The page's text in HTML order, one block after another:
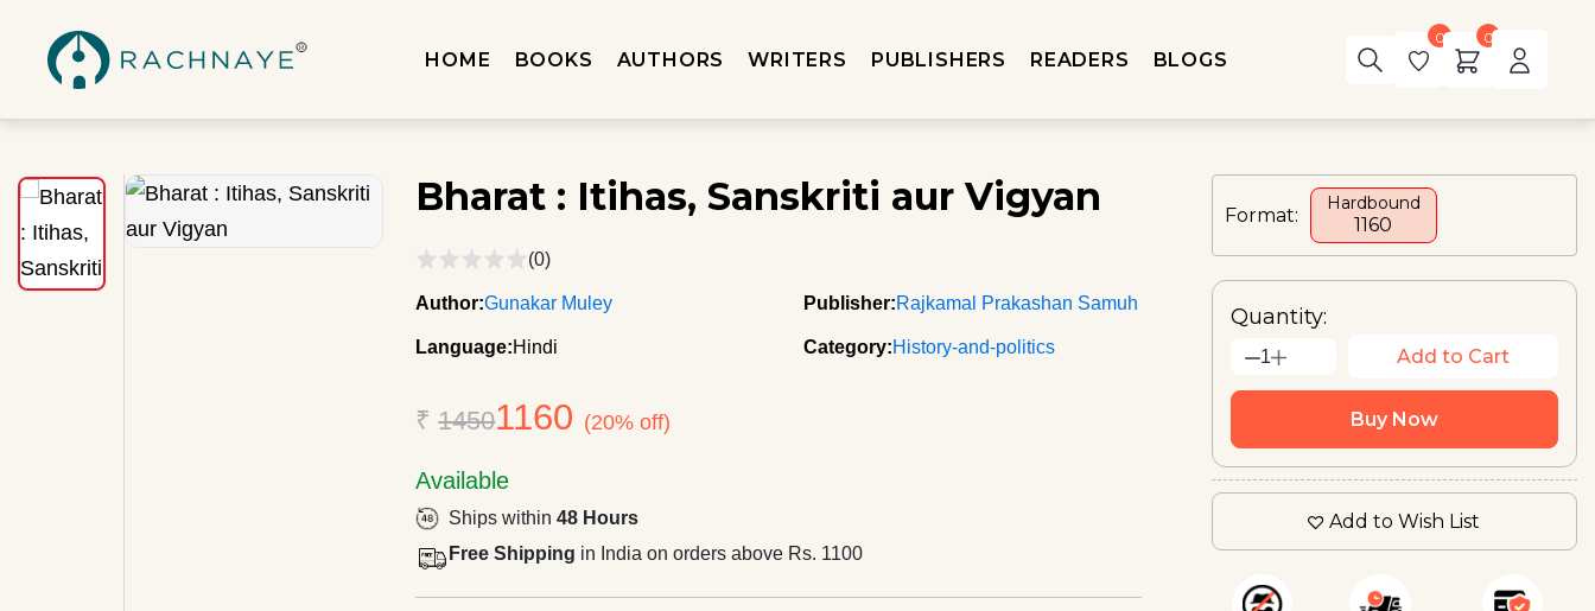
HOME BOOKS AUTHORS WRITERS PUBLISHERS READERS BLOGS
0 0
Bharat : Itihas, Sanskriti aur Vigyan
(0)
Author:Gunakar Muley Publisher:Rajkamal Prakashan Samuh
Language:Hindi Category:History-and-politics
₹14501160 (20% off)
Available
Ships within48 Hours
Free Shipping in India on orders above Rs. 1100
Format:
Hardbound
₹1160
Quantity:
1 Add to Cart
Buy Now
Add to Wish List